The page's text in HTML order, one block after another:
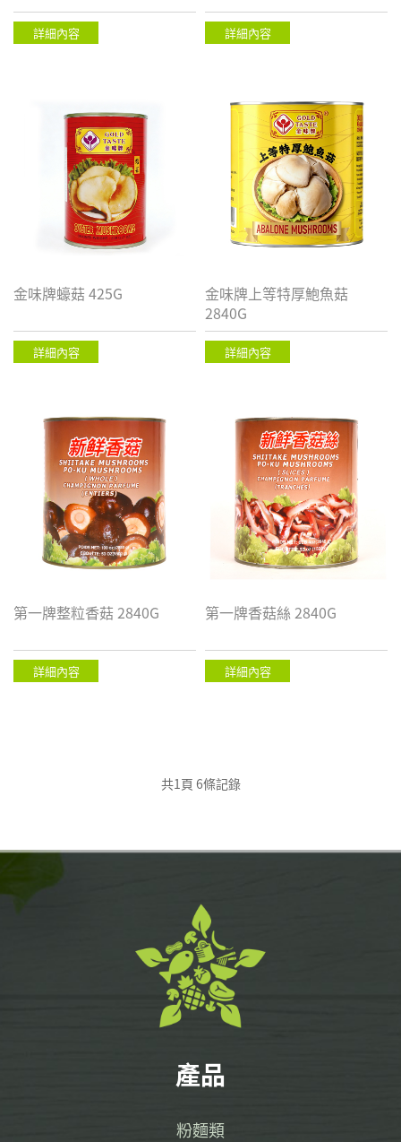
詳細內容 詳細內容
金味牌蠔菇 425G
詳細內容
金味牌上等特厚鮑魚菇
2840G
詳細內容
第一牌整粒香菇 2840G
詳細內容
第一牌香菇絲 2840G
詳細內容
共1頁 6條記錄
產品
粉麵類